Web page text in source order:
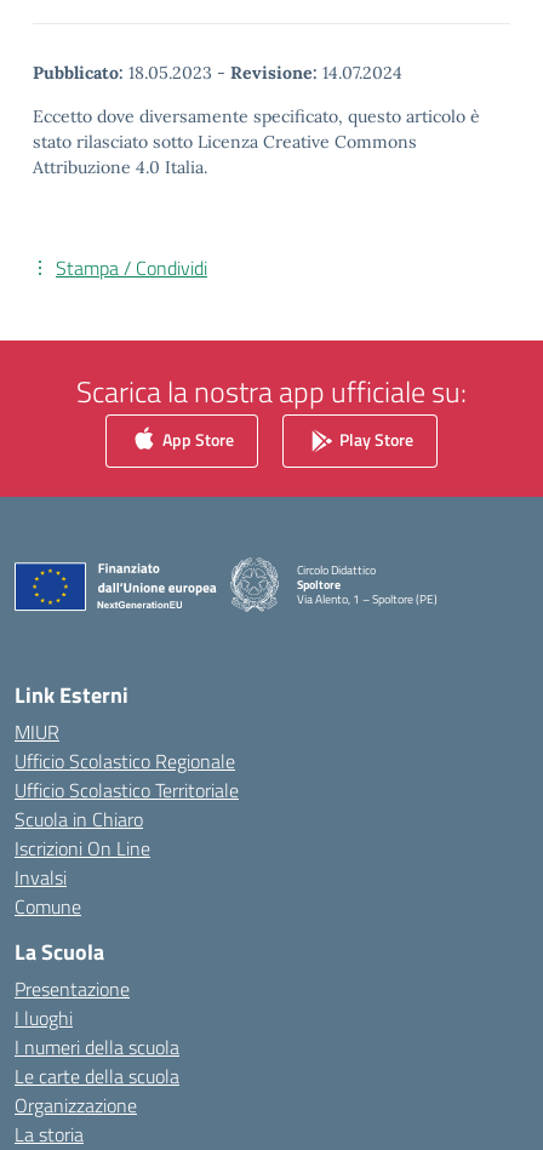
Pubblicato: 18.05.2023 - Revisione: 14.07.2024
Eccetto dove diversamente specificato, questo articolo è
stato rilasciato sotto Licenza Creative Commons
Attribuzione 4.0 Italia.
Stampa / Condividi
Scarica la nostra app ufficiale su:
App Store Play Store
Circolo Didattico
Spoltore
Via Alento, 1 – Spoltore (PE)
— Visita la pagina iniziale della scuola
Link Esterni
MIUR
Ufficio Scolastico Regionale
Ufficio Scolastico Territoriale
Scuola in Chiaro
Iscrizioni On Line
Invalsi
Comune
La Scuola
Presentazione
I luoghi
I numeri della scuola
Le carte della scuola
Organizzazione
La storia